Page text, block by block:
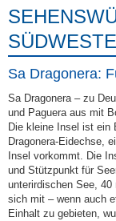
Sa Dragonera:
Sa Dragonera – zu
und Paguera aus mit
Die kleine Insel ist ein
Dragonera-Eidechse,
Insel vorkommt. Die
und Stützpunkt für
unterirdischen See,
sich mit – wenn auch
Einhalt zu gebieten,